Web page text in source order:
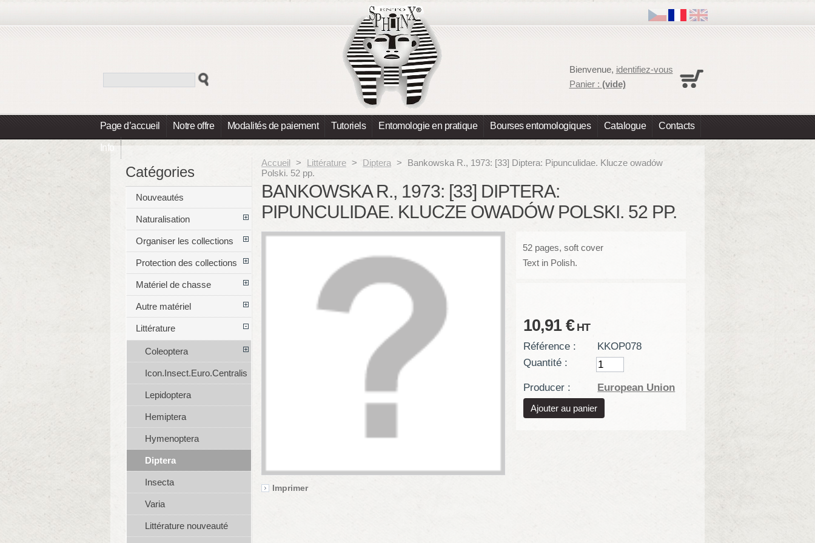
Page d’accueil Notre offre Modalités de paiement Tutoriels Entomologie en pratique Bourses entomologiques Catalogue Contacts
Info
Bienvenue, identifiez-vous
Panier : (vide)
Accueil > Littérature > Diptera >
Bankowska R., 1973: [33] Diptera: Pipunculidae. Klucze owadów
Polski. 52 pp.
BANKOWSKA R., 1973: [33] DIPTERA:
PIPUNCULIDAE. KLUCZE OWADÓW POLSKI. 52 PP.
Imprimer
52 pages, soft cover
Text in Polish.
10,91 €HT
Référence :
KKOP078
Quantité :
Producer : European Union
Catégories
Nouveautés
Naturalisation
Organiser les collections
Protection des collections
Matériel de chasse
Autre matériel
Littérature
Coleoptera
Icon.Insect.Euro.Centralis
Lepidoptera
Hemiptera
Hymenoptera
Diptera
Insecta
Varia
Littérature nouveauté
Aucun produit
Total 0,00 €
Les prix sont HT